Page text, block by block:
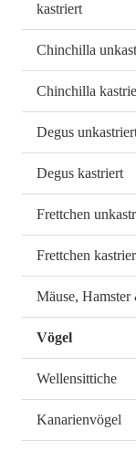
kastriert
Chinchilla
Chinchilla
Degus
Degus kastriert
Frettchen
Frettchen
Mäuse, Hamster
Vögel
Wellensittiche
Kanarienvögel